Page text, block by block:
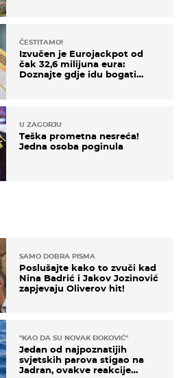
ČESTITAMO!
Izvučen je Eurojackpot od
čak 32,6 milijuna eura:
Doznajte gdje idu bogati
U ZAGORJU
Teška prometna nesreća!
Jedna osoba poginula
SAMO DOBRA PISMA
Poslušajte kako to zvuči kad
Nina Badrić i Jakov Jozinović
zapjevaju Oliverov hit!
"KAO DA SU NOVAK ĐOKOVIĆ"
Jedan od najpoznatijih
svjetskih parova stigao na
Jadran, ovakve reakcije